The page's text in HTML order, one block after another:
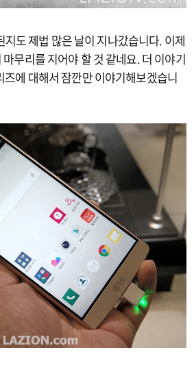
지도 제법 많은 날이 지나갔습니다. 이제
무리를 지어야 할 것 같네요. 더 이야기
즈에 대해서 잠깐만 이야기해보겠습니